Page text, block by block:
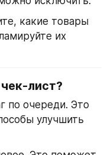
какие товары
их
лист?
по очереди. Это
улучшить